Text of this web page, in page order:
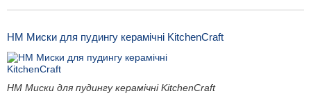
НМ Миски для пудингу керамічні KitchenCraft
НМ Миски для пудингу керамічні KitchenCraft